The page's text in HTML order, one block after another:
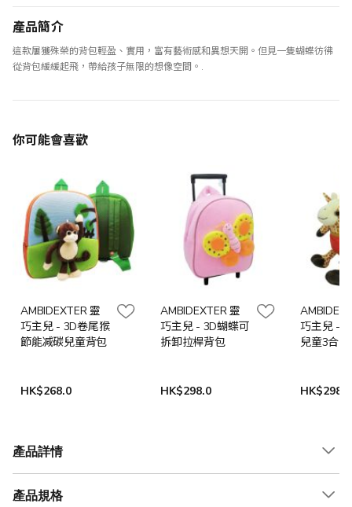
產品簡介
這款屢獲殊榮的背包輕盈、實用，富有藝術感和異想天開。但見一隻蝴蝶彷彿
從背包緩緩起飛，帶給孩子無限的想像空間。.
你可能會喜歡
AMBIDEXTER 靈
巧主兒 - 3D卷尾猴
節能减碳兒童背包
HK$268.0
AMBIDEXTER 靈
巧主兒 - 3D蝴蝶可
拆卸拉桿背包
HK$298.0
巧主兒 -
兒童3合1
HK$298.0
產品詳情
產品規格